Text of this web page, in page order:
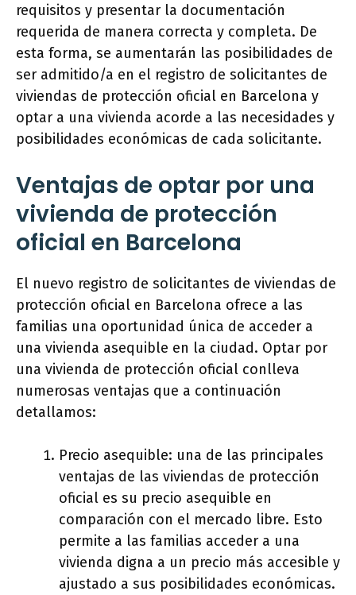
requisitos y presentar la documentación
requerida de manera correcta y completa. De
esta forma, se aumentarán las posibilidades de
ser admitido/a en el registro de solicitantes de
viviendas de protección oficial en Barcelona y
optar a una vivienda acorde a las necesidades y
posibilidades económicas de cada solicitante.
Ventajas de optar por una
vivienda de protección
oficial en Barcelona
El nuevo registro de solicitantes de viviendas de
protección oficial en Barcelona ofrece a las
familias una oportunidad única de acceder a
una vivienda asequible en la ciudad. Optar por
una vivienda de protección oficial conlleva
numerosas ventajas que a continuación
detallamos:
Precio asequible: una de las principales
ventajas de las viviendas de protección
oficial es su precio asequible en
comparación con el mercado libre. Esto
permite a las familias acceder a una
vivienda digna a un precio más accesible y
ajustado a sus posibilidades económicas.